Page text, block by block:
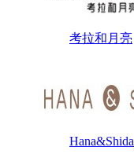
考拉和月亮
Hana&Shida